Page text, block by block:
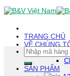
Skip
To
(tạm
dịch)
TRANG CHỦ
VỀ CHÚNG
CÔNG
SẢN PHẨM
Tìm
kiếm: